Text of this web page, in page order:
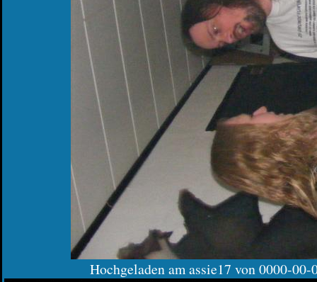
Hochgeladen am assie17 von 0000-